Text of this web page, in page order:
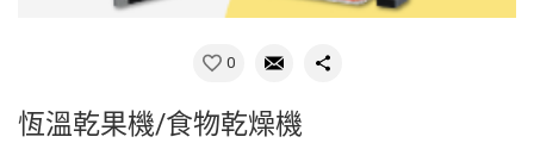
0
恆溫乾果機/食物乾燥機